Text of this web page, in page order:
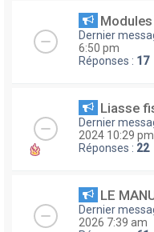
Dernier
6:50 pm
Réponses : 17
Liasse
Dernier
2024 10:29 pm
Réponses : 22
LE
Dernier
2026 7:39 am